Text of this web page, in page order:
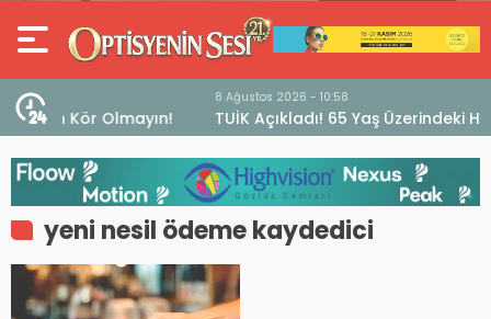
TUİK Açıkladı! 65 Yaş Üzerindeki Her 10 Kişiden Biri
Görme Güçlüğü Yaşıyor
yeni nesil ödeme kaydedici